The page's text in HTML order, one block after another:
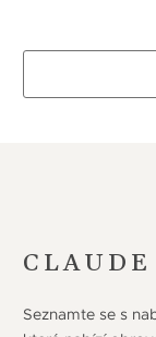
Seznamte se s